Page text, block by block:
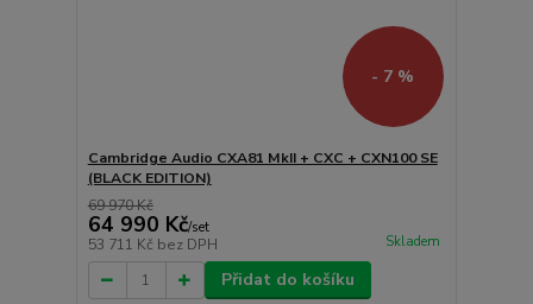
- 7 %
Cambridge Audio CXA81 MkII + CXC + CXN100 SE
(BLACK EDITION)
69 970 Kč
64 990 Kč/set
53 711 Kč bez DPH Skladem
Přidat do košíku